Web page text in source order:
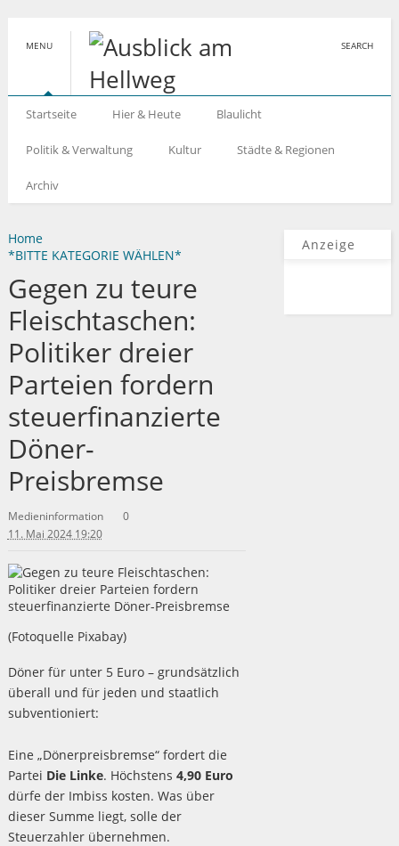
MENU SEARCH
Startseite Hier & Heute Blaulicht
Politik & Verwaltung Kultur Städte & Regionen
Archiv
Home
*BITTE KATEGORIE WÄHLEN*
Gegen zu teure
Fleischtaschen:
Politiker dreier
Parteien fordern
steuerfinanzierte
Döner-
Preisbremse
Medieninformation
0
11. Mai 2024 19:20
(Fotoquelle Pixabay)
Döner für unter 5 Euro – grundsätzlich
überall und für jeden und staatlich
subventioniert:
Eine „Dönerpreisbremse“ fordert die
Partei Die Linke. Höchstens 4,90 Euro
dürfe der Imbiss kosten. Was über
dieser Summe liegt, solle der
Steuerzahler übernehmen.
Anzeige